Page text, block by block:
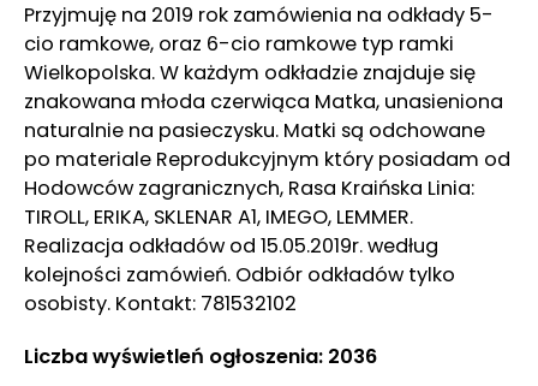
Przyjmuję na 2019 rok zamówienia na odkłady 5-
cio ramkowe, oraz 6-cio ramkowe typ ramki
Wielkopolska. W każdym odkładzie znajduje się
znakowana młoda czerwiąca Matka, unasieniona
naturalnie na pasieczysku. Matki są odchowane
po materiale Reprodukcyjnym który posiadam od
Hodowców zagranicznych, Rasa Kraińska Linia:
TIROLL, ERIKA, SKLENAR A1, IMEGO, LEMMER.
Realizacja odkładów od 15.05.2019r. według
kolejności zamówień. Odbiór odkładów tylko
osobisty. Kontakt: 781532102
Liczba wyświetleń ogłoszenia: 2036